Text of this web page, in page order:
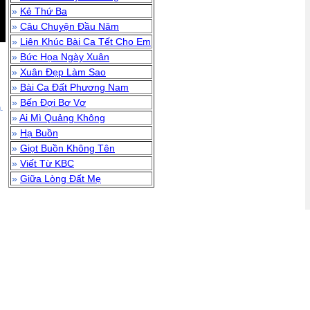
» Kẻ Thứ Ba
» Câu Chuyện Đầu Năm
» Liên Khúc Bài Ca Tết Cho Em
» Bức Họa Ngày Xuân
» Xuân Đẹp Làm Sao
» Bài Ca Đất Phương Nam
» Bến Đợi Bơ Vơ
»Ai Mì Quảng Không
» Hạ Buồn
» Giọt Buồn Không Tên
» Viết Từ KBC
» Giữa Lòng Đất Mẹ